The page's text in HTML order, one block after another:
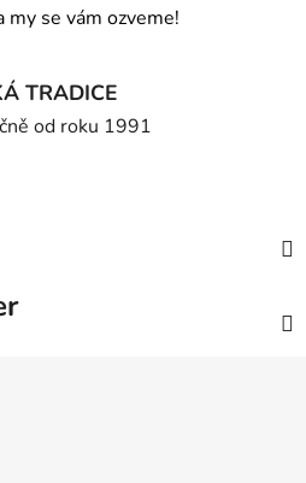
my se vám ozveme!
TRADICE
od roku 1991